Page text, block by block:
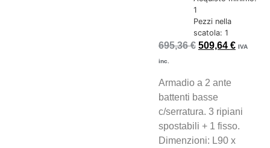
1
Pezzi nella
scatola: 1
695,36€ 509,64 € IVA
inc.
Armadio a 2 ante
battenti basse
c/serratura. 3 ripiani
spostabili + 1 fisso.
Dimenzioni: L90 x